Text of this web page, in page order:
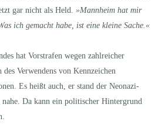
gar nicht als Held.»Mannheim hat mir
ich gemacht habe, ist eine kleine Sache.«
hat Vorstrafen wegen zahlreicher
Verwendens von Kennzeichen
Es heißt auch, er stand der Neonazi-
nahe. Da kann ein politischer Hintergrund